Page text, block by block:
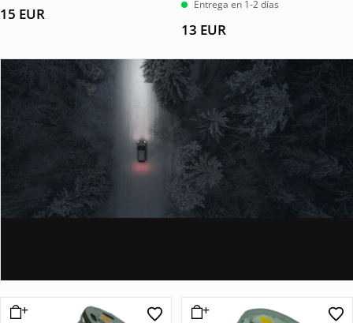
15 EUR
Entrega en 1-2 días
13 EUR